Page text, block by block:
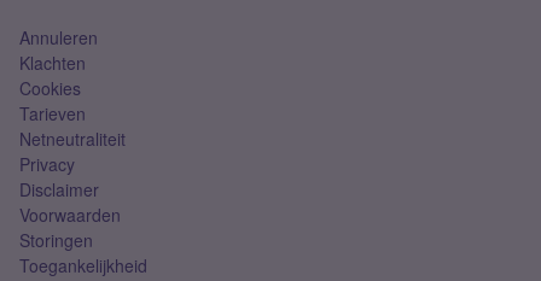
Annuleren
Klachten
Cookies
Tarieven
Netneutraliteit
Privacy
Disclaimer
Voorwaarden
Storingen
Toegankelijkheid